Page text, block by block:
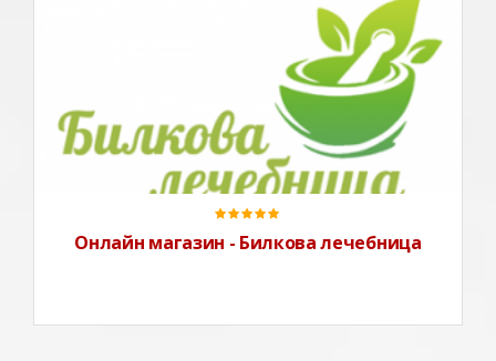
Онлайн магазин - Билкова лечебница